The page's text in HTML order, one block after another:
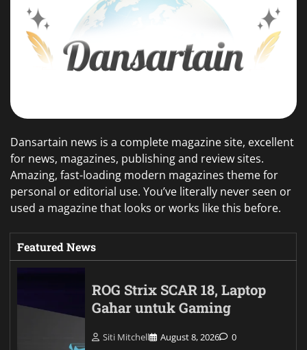
Dansartain news is a complete magazine site, excellent
for news, magazines, publishing and review sites.
Amazing, fast-loading modern magazines theme for
personal or editorial use. You’ve literally never seen or
used a magazine that looks or works like this before.
Featured News
ROG Strix SCAR 18, Laptop
Gahar untuk Gaming
Siti Mitchell August 8, 2026 0